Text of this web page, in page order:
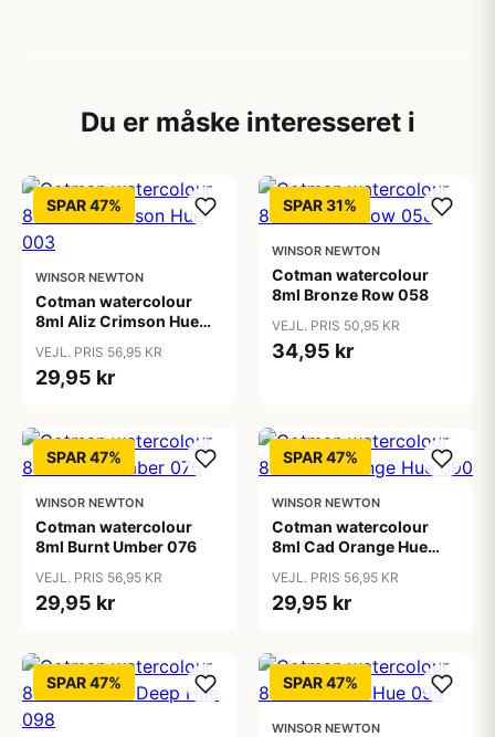
Du er måske interesseret i
SPAR 47%
WINSOR NEWTON
Cotman watercolour
8ml Aliz Crimson Hue
VEJL. PRIS 56,95 KR
29,95 kr
SPAR 31%
WINSOR NEWTON
Cotman watercolour
8ml Bronze Row 058
VEJL. PRIS 50,95 KR
34,95 kr
SPAR 47%
WINSOR NEWTON
Cotman watercolour
8ml Burnt Umber 076
VEJL. PRIS 56,95 KR
29,95 kr
SPAR 47%
WINSOR NEWTON
Cotman watercolour
8ml Cad Orange Hue
VEJL. PRIS 56,95 KR
29,95 kr
SPAR 47% SPAR 47%
WINSOR NEWTON